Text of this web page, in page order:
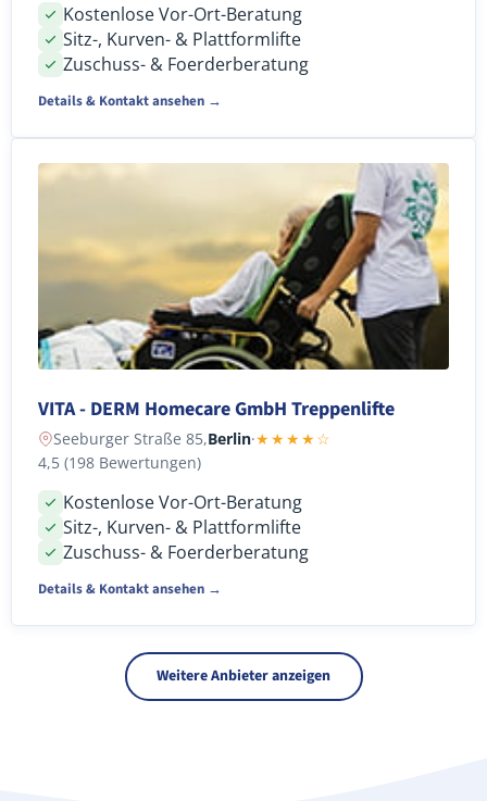
Kostenlose Vor-Ort-Beratung
Sitz-, Kurven- & Plattformlifte
Zuschuss- & Foerderberatung
Details & Kontakt ansehen →
VITA - DERM Homecare GmbH Treppenlifte
Seeburger Straße 85,Berlin·★★★★☆
4,5 (198 Bewertungen)
Kostenlose Vor-Ort-Beratung
Sitz-, Kurven- & Plattformlifte
Zuschuss- & Foerderberatung
Details & Kontakt ansehen →
Weitere Anbieter anzeigen